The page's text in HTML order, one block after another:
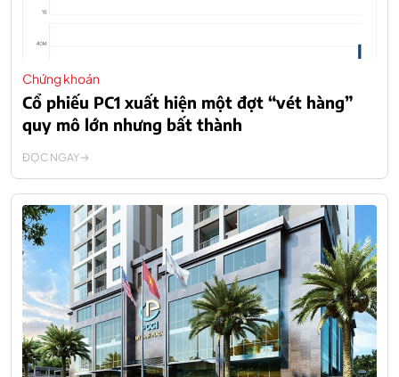
Chứng khoán
Cổ phiếu PC1 xuất hiện một đợt “vét hàng”
quy mô lớn nhưng bất thành
ĐỌC NGAY